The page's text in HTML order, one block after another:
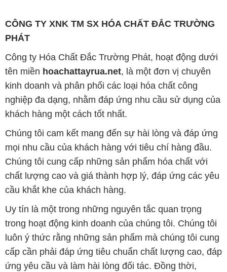
CÔNG TY XNK TM SX HÓA CHẤT ĐẮC TRƯỜNG
PHÁT
Công ty Hóa Chất Đắc Trường Phát, hoạt động dưới
tên miền hoachattayrua.net, là một đơn vị chuyên
kinh doanh và phân phối các loại hóa chất công
nghiệp đa dạng, nhằm đáp ứng nhu cầu sử dụng của
khách hàng một cách tốt nhất.
Chúng tôi cam kết mang đến sự hài lòng và đáp ứng
mọi nhu cầu của khách hàng với tiêu chí hàng đầu.
Chúng tôi cung cấp những sản phẩm hóa chất với
chất lượng cao và giá thành hợp lý, đáp ứng các yêu
cầu khắt khe của khách hàng.
Uy tín là một trong những nguyên tắc quan trọng
trong hoạt động kinh doanh của chúng tôi. Chúng tôi
luôn ý thức rằng những sản phẩm mà chúng tôi cung
cấp cần phải đáp ứng tiêu chuẩn chất lượng cao, đáp
ứng yêu cầu và làm hài lòng đối tác. Đồng thời,